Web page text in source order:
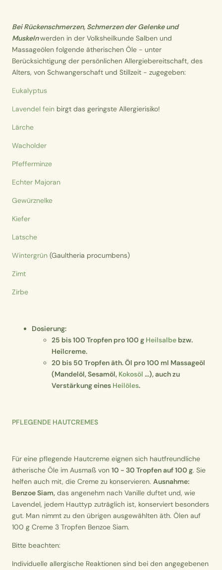
Bei Rückenschmerzen, Schmerzen der Gelenke und
Muskelnwerden in der Volksheilkunde Salben und
Massageölen folgende ätherischen Öle - unter
Berücksichtigung der persönlichen Allergiebereitschaft, des
Alters, von Schwangerschaft und Stillzeit - zugegeben:
Eukalyptus
Lavendel fein birgt das geringste Allergierisiko!
Lärche
Wacholder
Pfefferminze
Echter Majoran
Gewürznelke
Kiefer
Latsche
Wintergrün (Gaultheria procumbens)
Zimt
Zirbe
Dosierung:
25 bis 100 Tropfen pro 100 g Heilsalbe bzw.
Heilcreme.
20 bis 50 Tropfen äth. Öl pro100 ml Massageöl
(Mandelöl, Sesamöl, Kokosöl ...), auch zu
Verstärkung eines Heilöles.
PFLEGENDE HAUTCREMES
Für eine pflegende Hautcreme eignen sich hautfreundliche
ätherische Öle im Ausmaß von 10 - 30 Tropfen auf 100 g. Sie
helfen auch mit, die Creme zu konservieren. Ausnahme:
Benzoe Siam, das angenehm nach Vanille duftet und, wie
Lavendel, jedem Hauttyp zuträglich ist, konserviert besonders
gut. Man nimmt zu den übrigen ausgewählten äth. Ölen auf
100 g Creme 3 Tropfen Benzoe Siam.
Bitte beachten:
Individuelle allergische Reaktionen sind bei den angegebenen